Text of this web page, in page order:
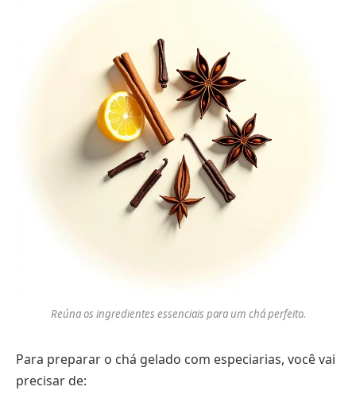
Reúna os ingredientes essenciais para um chá perfeito.
Para preparar o chá gelado com especiarias, você vai
precisar de: